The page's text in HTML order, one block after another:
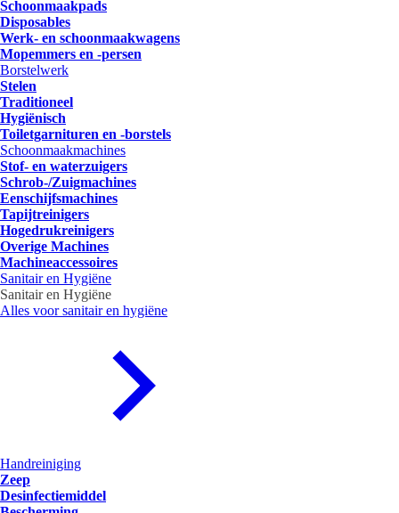
Schoonmaakpads
Disposables
Werk- en schoonmaakwagens
Mopemmers en -persen
Borstelwerk
Stelen
Traditioneel
Hygiënisch
Toiletgarnituren en -borstels
Schoonmaakmachines
Stof- en waterzuigers
Schrob-/Zuigmachines
Eenschijfsmachines
Tapijtreinigers
Hogedrukreinigers
Overige Machines
Machineaccessoires
Sanitair en Hygiëne
Sanitair en Hygiëne
Alles voor sanitair en hygiëne
Handreiniging
Zeep
Desinfectiemiddel